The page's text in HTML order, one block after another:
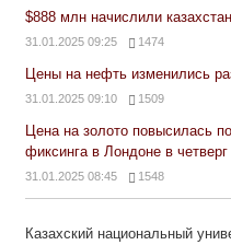
$888 млн начислили
31.01.2025 09:25 1474
Цены на нефть изменились
31.01.2025 09:10 1509
Цена на золото повысилась
фиксинга в Лондоне в четверг
31.01.2025 08:45 1548
Казахский национальный